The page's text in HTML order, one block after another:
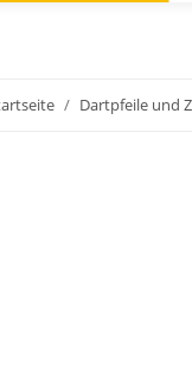
Dartpfeile und